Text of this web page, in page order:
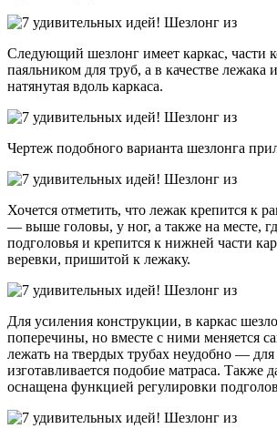
Следующий шезлонг имеет каркас, части
паяльником для труб, а в качестве лежака
натянутая вдоль каркаса.
Чертеж подобного варианта шезлонга
Хочется отметить, что лежак крепится к
— выше головы, у ног, а также на месте,
подголовья и крепится к нижней части
веревки, пришитой к лежаку.
Для усиления конструкции, в каркас
поперечины, но вместе с ними меняется
лежать на твердых трубах неудобно — для
изготавливается подобие матраса. Также
оснащена функцией регулировки